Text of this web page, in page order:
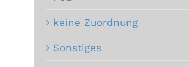
keine Zuordnung
Sonstiges